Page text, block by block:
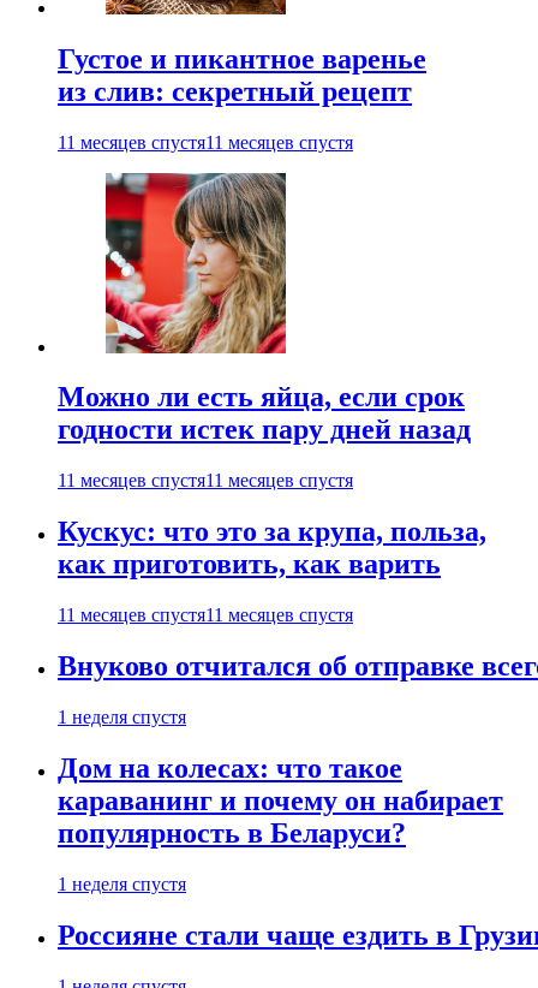
Густое и пикантное варенье
из слив: секретный рецепт
11 месяцев спустя11 месяцев спустя
Можно ли есть яйца, если срок
годности истек пару дней назад
11 месяцев спустя11 месяцев спустя
Кускус: что это за крупа, польза,
как приготовить, как варить
11 месяцев спустя11 месяцев спустя
Внуково отчитался об отправке
1 неделя спустя
Дом на колесах: что такое
караванинг и почему он набирает
популярность в Беларуси?
1 неделя спустя
Россияне стали чаще ездить в